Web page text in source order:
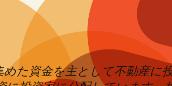
めた資金を主として不動産